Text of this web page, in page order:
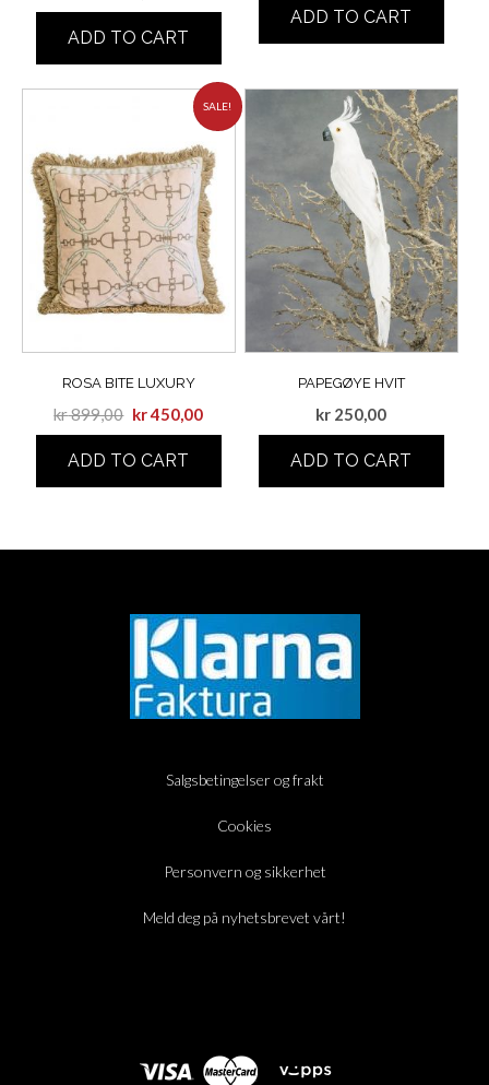
ADD TO CART
ADD TO CART
SALE!
ROSA BITE LUXURY
kr899,00 kr450,00
ADD TO CART
PAPEGØYE HVIT
kr 250,00
ADD TO CART
Salgsbetingelser og frakt
Cookies
Personvern og sikkerhet
Meld deg på nyhetsbrevet vårt!